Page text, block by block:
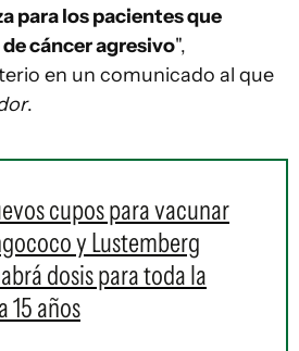
para los pacientes que
cáncer agresivo",
en un comunicado al que
.
cupos para vacunar
y Lustemberg
dosis para toda la
15 años